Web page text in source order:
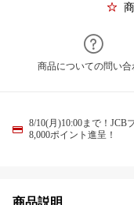
商品についての問い合
8/10(月)10:00まで！
8,000ポイント進呈！
商品説明